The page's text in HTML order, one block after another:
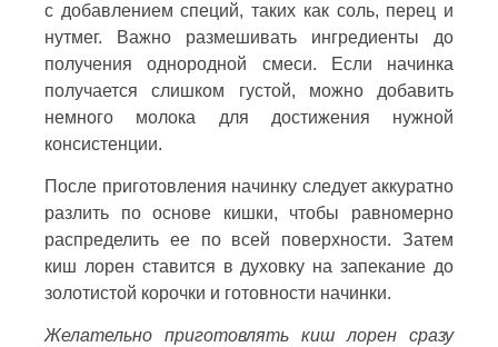
с добавлением специй, таких как соль, перец и
нутмег. Важно размешивать ингредиенты до
получения однородной смеси. Если начинка
получается слишком густой, можно добавить
немного молока для достижения нужной
консистенции.
После приготовления начинку следует аккуратно
разлить по основе кишки, чтобы равномерно
распределить ее по всей поверхности. Затем
киш лорен ставится в духовку на запекание до
золотистой корочки и готовности начинки.
Желательно приготовлять киш лорен сразу